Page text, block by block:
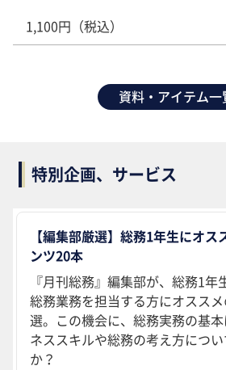
1,100円（税込）
資料・アイテム一
特別企画、サービス
【編集部厳選】総務1年生にオス
ンツ20本
『月刊総務』編集部が、総務1年
総務業務を担当する方にオスス
選。この機会に、総務実務の基
ネススキルや総務の考え方につ
か？